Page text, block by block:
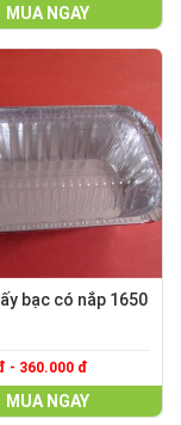
MUA NGAY
bạc có nắp 1650
- 360.000 đ
MUA NGAY